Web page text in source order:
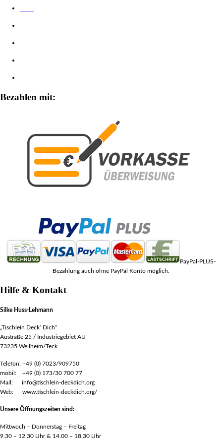
Bezahlen mit:
PayPal-PLUS-
Bezahlung auch ohne PayPal Konto möglich.
Hilfe & Kontakt
Silke Huss-Lehmann
„Tischlein Deck‘ Dich“
Austraße 25 / Industriegebiet AU
73235 Weilheim/Teck
Telefon: +49 (0) 7023/909750
mobil: +49 (0) 173/30 700 77
Mail: info@tischlein-deckdich.org
Web: www.tischlein-deckdich.org/
Unsere Öffnungszeiten sind:
Mittwoch – Donnerstag – Freitag
9.30 – 12.30 Uhr & 14.00 – 18.30 Uhr